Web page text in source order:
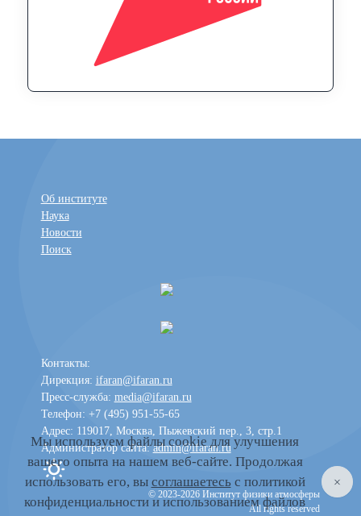
Об институте
Наука
Новости
Поиск
Контакты:
Дирекция: ifaran@ifaran.ru
Пресс-служба: media@ifaran.ru
Телефон: +7 (495) 951-55-65
Адрес: 119017, Москва, Пыжевский пер., 3, стр.1
Администратор сайта:admin@ifaran.ru
Toggle dark mode
© 2023-2026 Институт физики атмосферы
All rights reserved
Мы используем файлы cookie для улучшения
вашего опыта на нашем веб-сайте. Продолжая
использовать его, вы соглашаетесь с политикой
конфиденциальности и использованием файлов